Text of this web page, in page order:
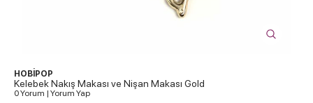
HOBİPOP
Kelebek Nakış Makası ve Nişan Makası Gold
0 Yorum | Yorum Yap